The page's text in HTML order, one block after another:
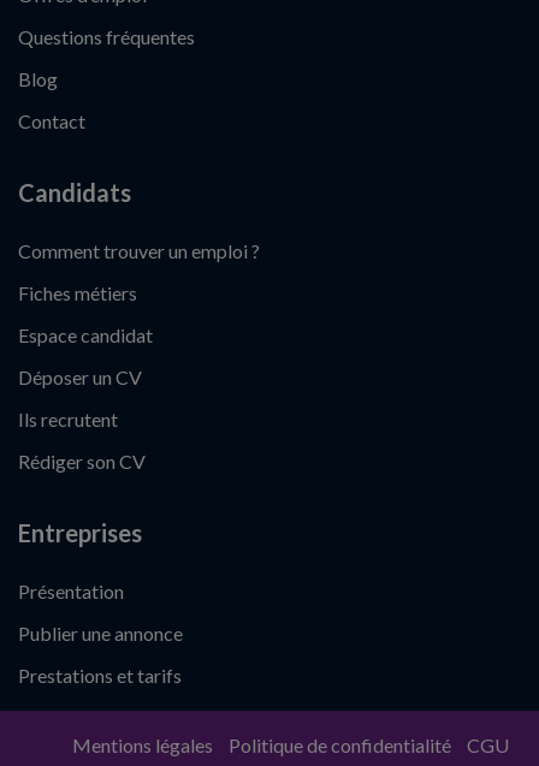
Questions fréquentes
Blog
Contact
Candidats
Comment trouver un emploi ?
Fiches métiers
Espace candidat
Déposer un CV
Ils recrutent
Rédiger son CV
Entreprises
Présentation
Publier une annonce
Prestations et tarifs
Mentions légales Politique de confidentialité CGU